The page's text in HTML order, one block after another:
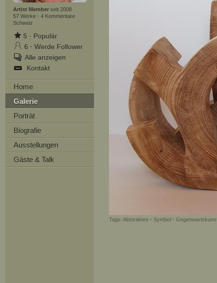
Artist Memberseit 2008
57 Werke · 4 Kommentare
Schweiz
5 · Populär
6 · Werde Follower
Alle anzeigen
Kontakt
Home
Galerie
Porträt
Biografie
Ausstellungen
Gäste & Talk
Tags: Abstraktes · Symbol ·